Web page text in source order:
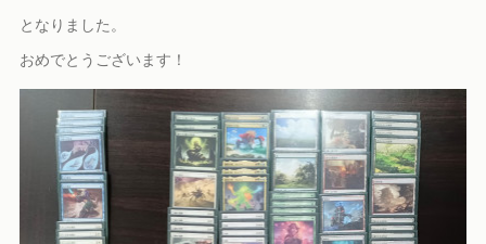
となりました。
おめでとうございます！